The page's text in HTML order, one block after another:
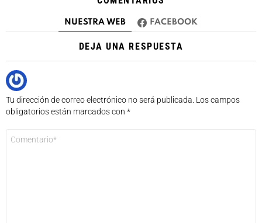
NUESTRA WEB FACEBOOK
DEJA UNA RESPUESTA
Tu dirección de correo electrónico no será publicada. Los campos
obligatorios están marcados con *